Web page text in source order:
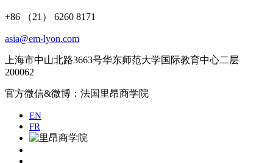
+86 （21） 6260 8171
asia@em-lyon.com
上海市中山北路3663号华东师范大学国际教育中心二层
200062
官方微信&微博：法国里昂商学院
EN
FR